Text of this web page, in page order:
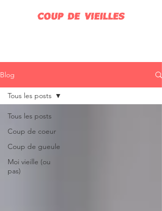
Blog
Tous les posts
Coup de coeur
Coup de gueule
Moi vieille (ou
pas)
Tous les posts